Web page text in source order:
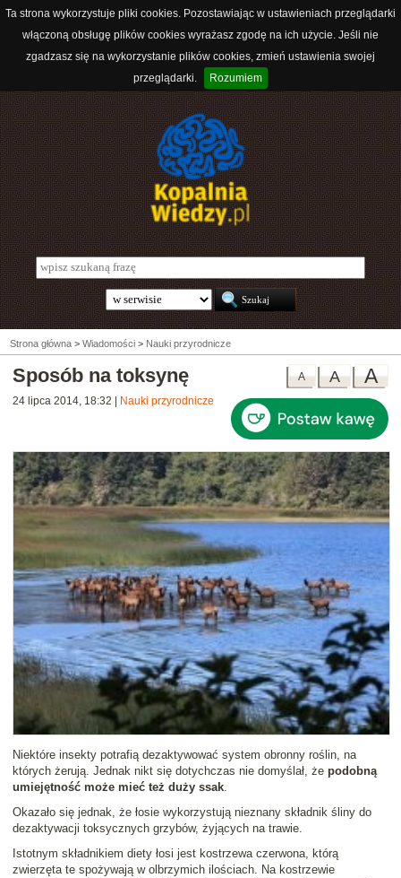
Ta strona wykorzystuje pliki cookies. Pozostawiając w ustawieniach przeglądarki
włączoną obsługę plików cookies wyrażasz zgodę na ich użycie. Jeśli nie
zgadzasz się na wykorzystanie plików cookies, zmień ustawienia swojej
przeglądarki.
Rozumiem
Strona główna > Wiadomości > Nauki przyrodnicze
A
A
A
Sposób na toksynę
24 lipca 2014, 18:32 Nauki przyrodnicze
Niektóre insekty potrafią dezaktywować system obronny roślin, na
których żerują. Jednak nikt się dotychczas nie domyślał, że podobną
umiejętność może mieć też duży ssak.
Okazało się jednak, że łosie wykorzystują nieznany składnik śliny do
dezaktywacji toksycznych grzybów, żyjących na trawie.
Istotnym składnikiem diety łosi jest kostrzewa czerwona, którą
zwierzęta te spożywają w olbrzymich ilościach. Na kostrzewie